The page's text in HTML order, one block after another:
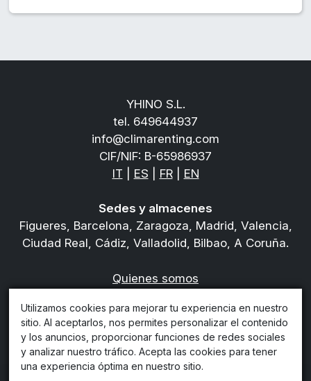
YHINO S.L.
tel. 649644937
info@climarenting.com
CIF/NIF: B-65986937
IT
ES FR| EN
Sedes y almacenes
Figueres, Barcelona, Zaragoza, Madrid, Valencia,
Ciudad Real, Cádiz, Valladolid, Bilbao, A Coruña.
Quienes somos
Condiciones del contrato de alquiler
Condiciones de venta
Política de Devoluciones, Cancelaciones y
Reembolsos
Utilizamos cookies para mejorar tu experiencia en nuestro
sitio. Al aceptarlos, nos permites personalizar el contenido
y los anuncios, proporcionar funciones de redes sociales
y analizar nuestro tráfico. Acepta las cookies para tener
una experiencia óptima en nuestro sitio.